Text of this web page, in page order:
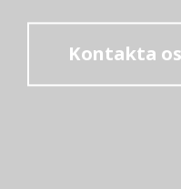
Kontakta